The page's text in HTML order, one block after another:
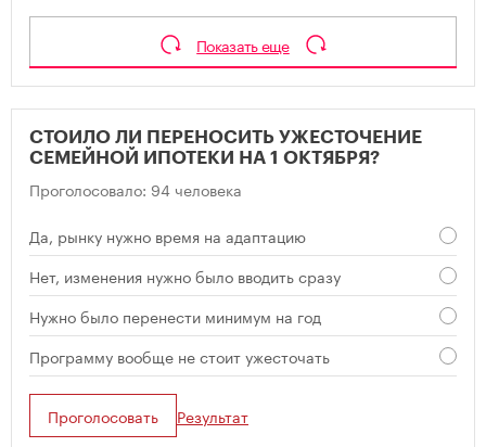
Показать еще
СТОИЛО ЛИ ПЕРЕНОСИТЬ УЖЕСТОЧЕНИЕ
СЕМЕЙНОЙ ИПОТЕКИ НА 1 ОКТЯБРЯ?
Проголосовало: 94 человека
Да, рынку нужно время на адаптацию
Нет, изменения нужно было вводить сразу
Нужно было перенести минимум на год
Программу вообще не стоит ужесточать
Проголосовать Результат